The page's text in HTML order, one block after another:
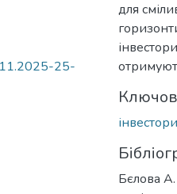
25-
для
інвестори
Бєлова А.